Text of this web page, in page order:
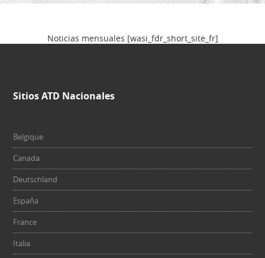
Noticias mensuales [wasi_fdr_short_site_fr]
Sitios ATD Nacionales
Belgique
Canada
Deutschland
España
France
Italia